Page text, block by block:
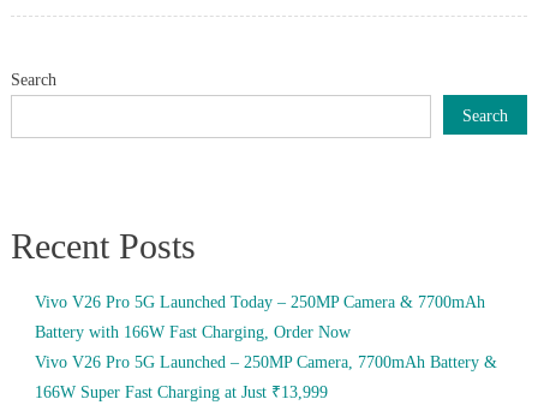
Search
Search
Recent Posts
Vivo V26 Pro 5G Launched Today – 250MP Camera & 7700mAh
Battery with 166W Fast Charging, Order Now
Vivo V26 Pro 5G Launched – 250MP Camera, 7700mAh Battery &
166W Super Fast Charging at Just ₹13,999